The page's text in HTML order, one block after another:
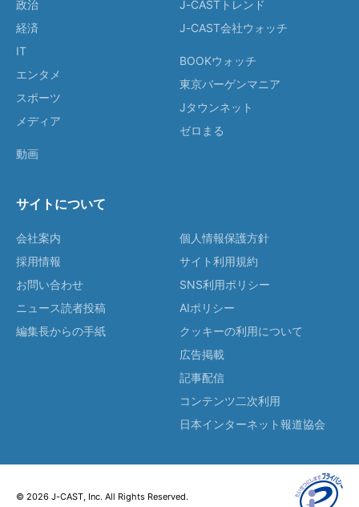
政治
経済
IT
エンタメ
スポーツ
メディア
動画
J-CASTトレンド
J-CAST会社ウォッチ
BOOKウォッチ
東京バーゲンマニア
Jタウンネット
ゼロまる
サイトについて
会社案内
採用情報
お問い合わせ
ニュース読者投稿
編集長からの手紙
個人情報保護方針
サイト利用規約
SNS利用ポリシー
AIポリシー
クッキーの利用について
広告掲載
記事配信
コンテンツ二次利用
日本インターネット報道協会
© 2026 J-CAST, Inc. All Rights Reserved.